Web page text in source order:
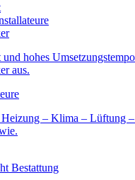
hohes
aus.
– Klima – Lüftung –
Bestattung